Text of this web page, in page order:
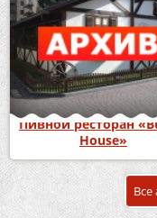
Пивной ресторан
House»
Все